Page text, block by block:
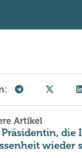
Artikel
die
wieder